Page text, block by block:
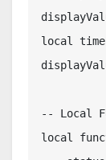
local
-- Local
local